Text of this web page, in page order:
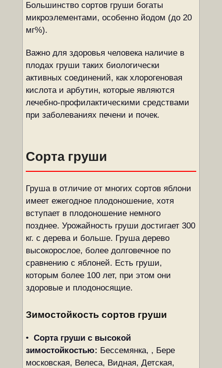
Большинство сортов груши богаты
микроэлементами, особенно йодом (до 20
мг%).
Важно для здоровья человека наличие в
плодах груши таких биологически
активных соединений, как хлорогеновая
кислота и арбутин, которые являются
лечебно-профилактическими средствами
при заболеваниях печени и почек.
Сорта груши
Груша в отличие от многих сортов яблони
имеет ежегодное плодоношение, хотя
вступает в плодоношение немного
позднее. Урожайность груши достигает 300
кг. с дерева и больше. Груша дерево
высокорослое, более долговечное по
сравнению с яблоней. Есть груши,
которым более 100 лет, при этом они
здоровые и плодоносящие.
Зимостойкость сортов груши
• Сорта груши с высокой
зимостойкостью: Бессемянка, , Бере
московская, Велеса, Видная, Детская,